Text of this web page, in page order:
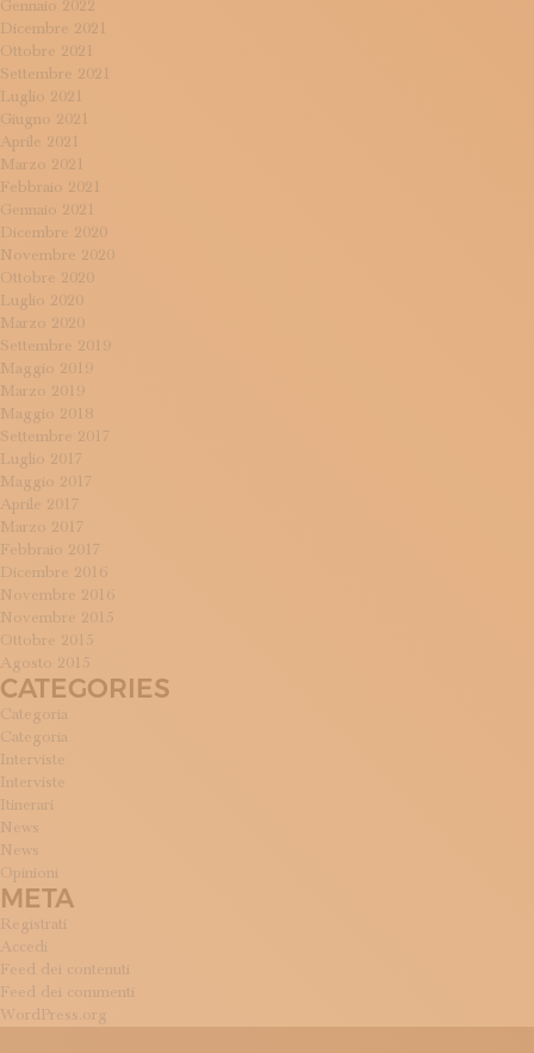
Gennaio 2022
Dicembre 2021
Ottobre 2021
Settembre 2021
Luglio 2021
Giugno 2021
Aprile 2021
Marzo 2021
Febbraio 2021
Gennaio 2021
Dicembre 2020
Novembre 2020
Ottobre 2020
Luglio 2020
Marzo 2020
Settembre 2019
Maggio 2019
Marzo 2019
Maggio 2018
Settembre 2017
Luglio 2017
Maggio 2017
Aprile 2017
Marzo 2017
Febbraio 2017
Dicembre 2016
Novembre 2016
Novembre 2015
Ottobre 2015
Agosto 2015
CATEGORIES
Categoria
Categoria
Interviste
Interviste
Itinerari
News
News
Opinioni
META
Registrati
Accedi
Feed dei contenuti
Feed dei commenti
WordPress.org